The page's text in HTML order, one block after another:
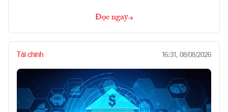
Đọc ngay
Tài chính 16:31, 08/08/2026